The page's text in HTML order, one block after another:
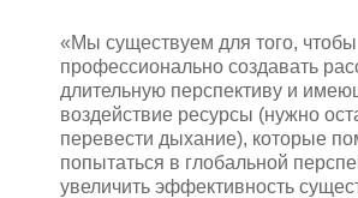
«Мы существуем для того, чтобы
профессионально создавать
длительную перспективу и
воздействие ресурсы (нужно
перевести дыхание), которые
попытаться в глобальной
увеличить эффективность